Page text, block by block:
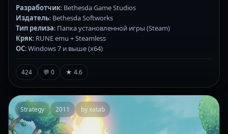
Разработчик: Bethesda Game Studios
Издатель: Bethesda Softworks
Тип релиза: Папка установленной игры (Steam)
Кряк: RUNE emu + Steamless
ОС: Windows 7 и выше (х64)
424 💬 0 ★ 4.6
Strategy 2011 by xatab